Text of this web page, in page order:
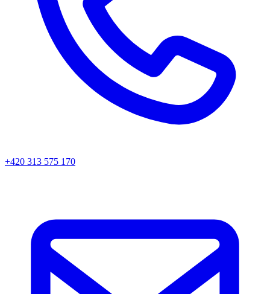
+420 313 575 170